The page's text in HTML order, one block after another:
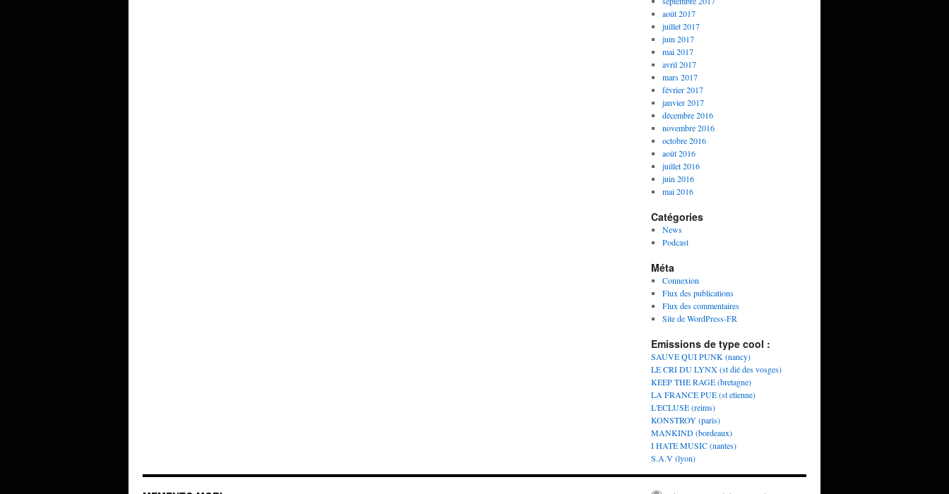
août 2017
juillet 2017
juin 2017
mai 2017
avril 2017
mars 2017
février 2017
janvier 2017
décembre 2016
novembre 2016
octobre 2016
août 2016
juillet 2016
juin 2016
mai 2016
Catégories
News
Podcast
Méta
Connexion
Flux des publications
Flux des commentaires
Site de WordPress-FR
Emissions de type cool :
SAUVE QUI PUNK (nancy)
LE CRI DU LYNX (st dié des vosges)
KEEP THE RAGE (bretagne)
LA FRANCE PUE (st etienne)
L'ECLUSE (reims)
KONSTROY (paris)
MANKIND (bordeaux)
I HATE MUSIC (nantes)
S.A.V (lyon)